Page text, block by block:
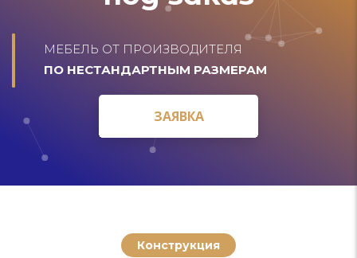
МЕБЕЛЬ ОТ ПРОИЗВОДИТЕЛЯ
ПО НЕСТАНДАРТНЫМ РАЗМЕРАМ
ЗАЯВКА
ЗАЯВКА
Конструкция